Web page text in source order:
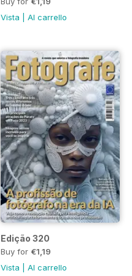
Vista
Al carrello
Edição 320
Buy for €1,19
Vista
Al carrello